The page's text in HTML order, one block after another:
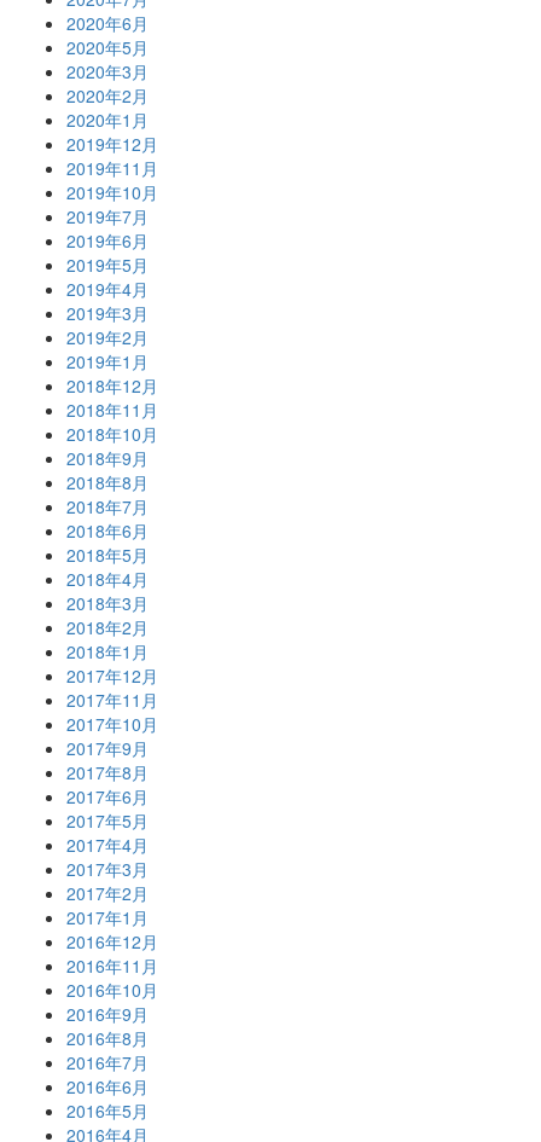
2020年6月
2020年5月
2020年3月
2020年2月
2020年1月
2019年12月
2019年11月
2019年10月
2019年7月
2019年6月
2019年5月
2019年4月
2019年3月
2019年2月
2019年1月
2018年12月
2018年11月
2018年10月
2018年9月
2018年8月
2018年7月
2018年6月
2018年5月
2018年4月
2018年3月
2018年2月
2018年1月
2017年12月
2017年11月
2017年10月
2017年9月
2017年8月
2017年6月
2017年5月
2017年4月
2017年3月
2017年2月
2017年1月
2016年12月
2016年11月
2016年10月
2016年9月
2016年8月
2016年7月
2016年6月
2016年5月
2016年4月